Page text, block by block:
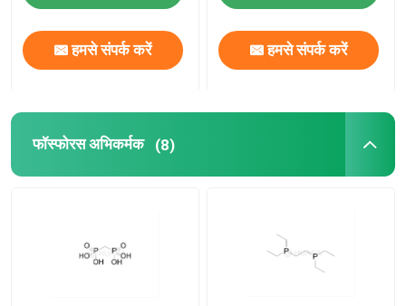
हमसे संपर्क करें हमसे संपर्क करें
फॉस्फोरस अभिकर्मक (8)